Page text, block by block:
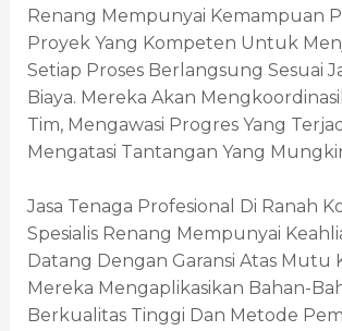
Renang Mempunyai Kemampuan
Proyek Yang Kompeten Untuk
Setiap Proses Berlangsung Sesuai
Biaya. Mereka Akan
Tim, Mengawasi Progres Yang
Mengatasi Tantangan Yang
Jasa Tenaga Profesional Di Ranah
Spesialis Renang Mempunyai
Datang Dengan Garansi Atas Mutu
Mereka Mengaplikasikan Bahan-
Berkualitas Tinggi Dan Metode